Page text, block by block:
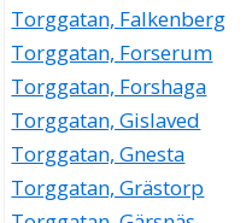
Torggatan, Falkenberg
Torggatan, Forserum
Torggatan, Forshaga
Torggatan, Gislaved
Torggatan, Gnesta
Torggatan, Grästorp